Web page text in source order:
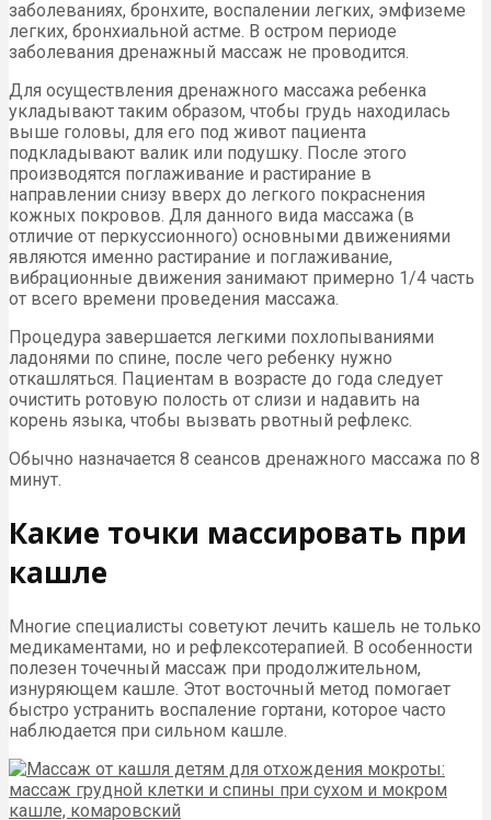
заболеваниях, бронхите, воспалении легких, эмфиземе
легких, бронхиальной астме. В остром периоде
заболевания дренажный массаж не проводится.
Для осуществления дренажного массажа ребенка
укладывают таким образом, чтобы грудь находилась
выше головы, для его под живот пациента
подкладывают валик или подушку. После этого
производятся поглаживание и растирание в
направлении снизу вверх до легкого покраснения
кожных покровов. Для данного вида массажа (в
отличие от перкуссионного) основными движениями
являются именно растирание и поглаживание,
вибрационные движения занимают примерно 1/4 часть
от всего времени проведения массажа.
Процедура завершается легкими похлопываниями
ладонями по спине, после чего ребенку нужно
откашляться. Пациентам в возрасте до года следует
очистить ротовую полость от слизи и надавить на
корень языка, чтобы вызвать рвотный рефлекс.
Обычно назначается 8 сеансов дренажного массажа по 8
минут.
Какие точки массировать при
кашле
Многие специалисты советуют лечить кашель не только
медикаментами, но и рефлексотерапией. В особенности
полезен точечный массаж при продолжительном,
изнуряющем кашле. Этот восточный метод помогает
быстро устранить воспаление гортани, которое часто
наблюдается при сильном кашле.